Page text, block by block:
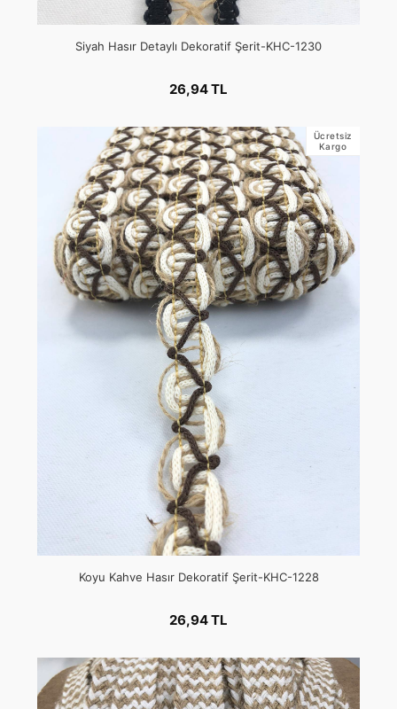
Siyah Hasır Detaylı Dekoratif Şerit-KHC-1230
26,94 TL
Ücretsiz
Kargo
Koyu Kahve Hasır Dekoratif Şerit-KHC-1228
26,94 TL